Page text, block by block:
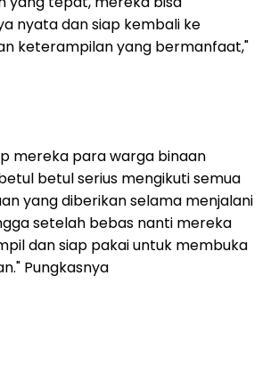
nyata dan siap kembali ke
keterampilan yang bermanfaat,"
mereka para warga binaan
betul serius mengikuti semua
yang diberikan selama menjalani
setelah bebas nanti mereka
dan siap pakai untuk membuka
Pungkasnya